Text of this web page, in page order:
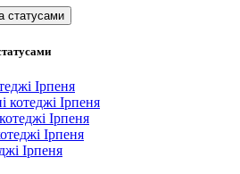
статусами
Ірпеня
котеджі Ірпеня
Ірпеня
Ірпеня
Ірпеня